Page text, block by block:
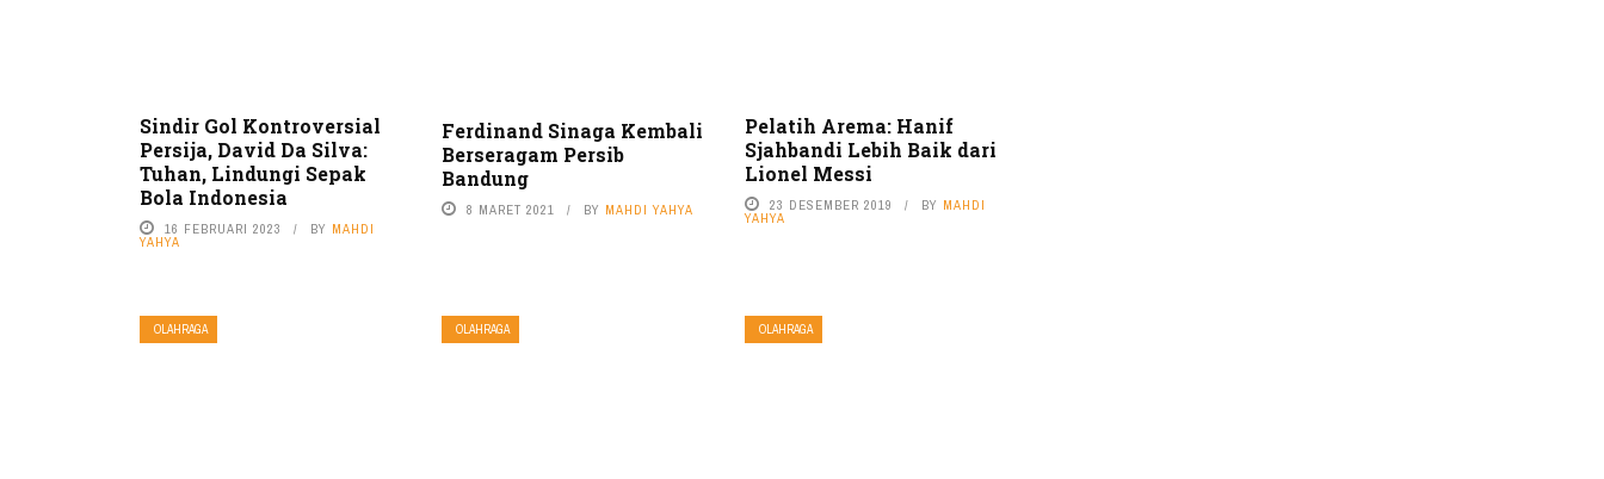
Sindir Gol Kontroversial
Persija, David Da Silva:
Tuhan, Lindungi Sepak
Bola Indonesia
16 FEBRUARI 2023 BY MAHDI
YAHYA
Ferdinand Sinaga Kembali
Berseragam Persib
Bandung
8 MARET 2021 BY MAHDI YAHYA
Pelatih Arema: Hanif
Sjahbandi Lebih Baik dari
Lionel Messi
23 DESEMBER 2019 BY MAHDI
YAHYA
OLAHRAGA OLAHRAGA OLAHRAGA